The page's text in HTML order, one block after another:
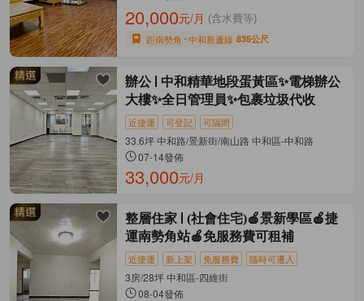
20,000元/月 (含水費等)
距南勢角 中和新蘆線 835公尺
辦公
中和精華地段蛋黃區✨電梯辦公
大樓✨全日管理員✨包裹垃圾代收
近捷運 可登記 可隔間
33.6坪 中和路/景新街/南山路 中和區-中和路
07-14發佈
33,000元/月
整層住家
(社會住宅)🍎景新學區🍎捷
運南勢角站🍎免服務費可租補
近捷運 新上架 免服務費 隨時可遷入
3房/28坪 中和區-四維街
08-04發佈